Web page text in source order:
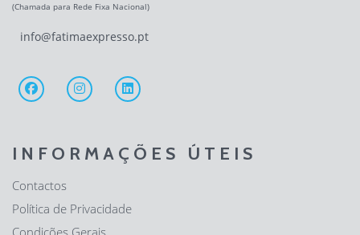
(Chamada para Rede Fixa Nacional)
info@fatimaexpresso.pt
INFORMAÇÕES ÚTEIS
Contactos
Política de Privacidade